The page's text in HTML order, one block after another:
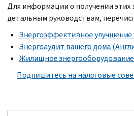
Для информации о получении этих
детальным руководствам,
Энергоэффективное улучшение
Энергоаудит вашего дома
Жилищное
Подпишитесь на налоговые